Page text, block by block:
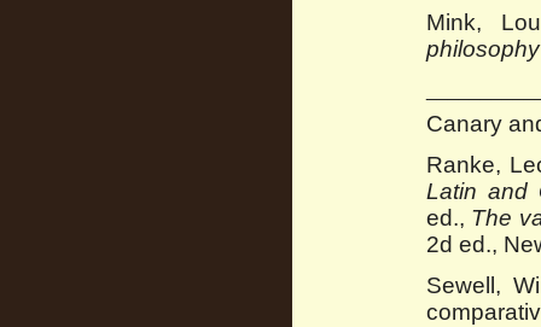
Mink,
Canary
Ranke,
Latin and
ed., The
2d ed.,
Sewell,